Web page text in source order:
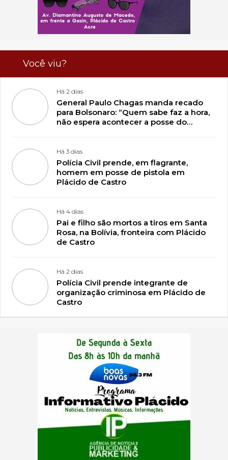
Você viu?
Há 2 dias
General Paulo Chagas manda recado
para Bolsonaro: “Quem sabe faz a hora,
não espera acontecer a posse do
Há 3 dias
Polícia Civil prende, em flagrante,
homem em posse de pistola em
Plácido de Castro
Há 4 dias
Pai e filho são mortos a tiros em Santa
Rosa, na Bolívia, fronteira com Plácido
de Castro
Há 2 dias
Polícia Civil prende integrante de
organização criminosa em Plácido de
Castro